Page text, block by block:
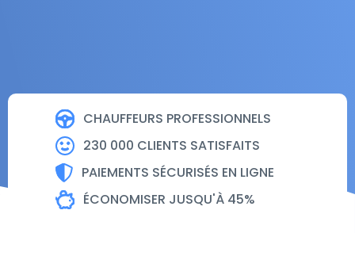
CHAUFFEURS PROFESSIONNELS
230 000 CLIENTS SATISFAITS
PAIEMENTS SÉCURISÉS EN LIGNE
ÉCONOMISER JUSQU'À 45%